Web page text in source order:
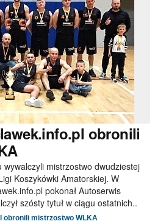
obronili
mistrzostwo dwudziestej
Koszykówki Amatorskiej. W
pokonał Autoserwis
szósty tytuł w ciągu ostatnich..
obronili mistrzostwo WLKA